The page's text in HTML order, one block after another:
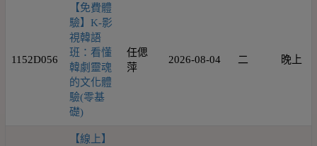
1152D056
【免費體
驗】K-影
視韓語
班：看懂
韓劇靈魂
的文化體
驗(零基
礎)
任偲
萍
2026-08-04 二 晚上
【線上】